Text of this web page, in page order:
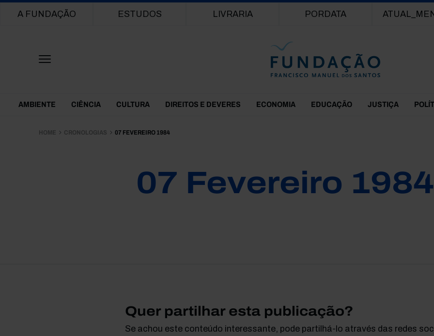
Main navigation
A FUNDAÇÃO ESTUDOS LIVRARIA PORDATA
Themes Menu
AMBIENTE CIÊNCIA CULTURA DIREITOS E DEVERES ECONOMIA EDUCAÇÃO JUSTIÇA
HOME CRONOLOGIAS 07 FEVEREIRO 1984
07 Fevereiro 1984
Quer partilhar esta publicação?
Se achou este conteúdo interessante, pode partilhá-lo através das redes